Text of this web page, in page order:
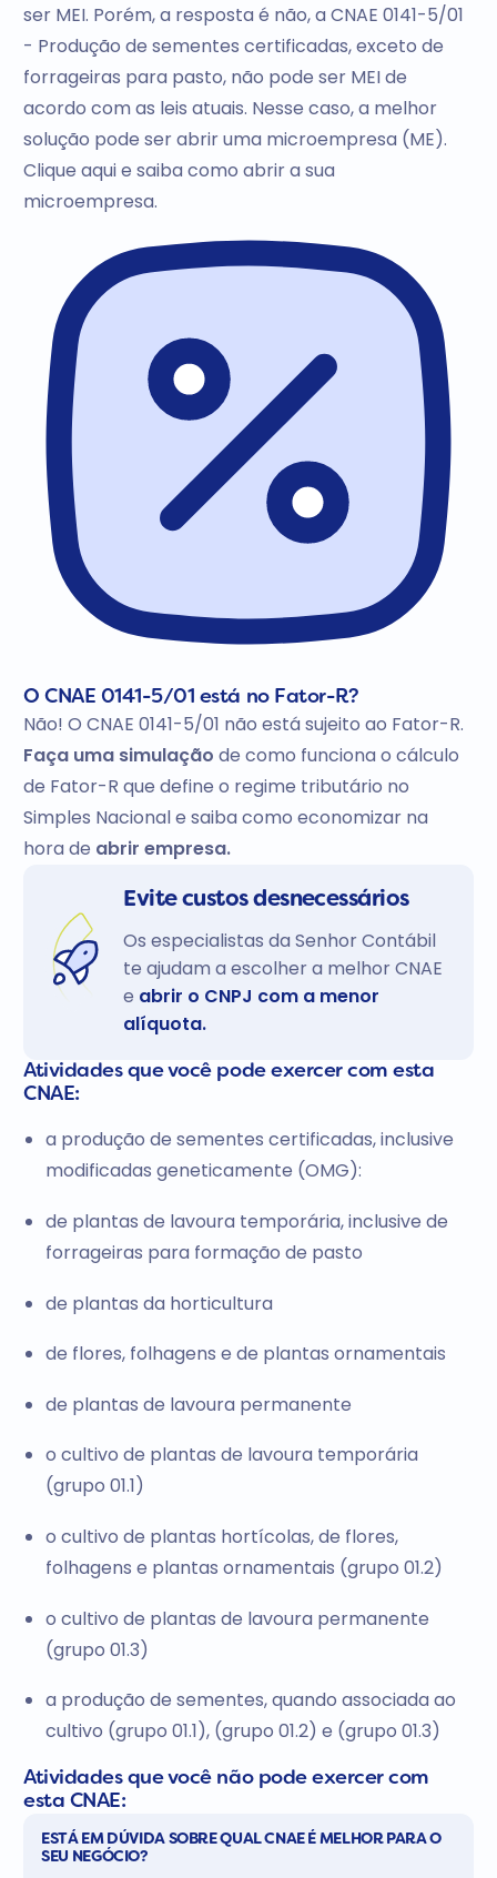
ser MEI. Porém, a resposta é não, a CNAE 0141-5/01
- Produção de sementes certificadas, exceto de
forrageiras para pasto, não pode ser MEI de
acordo com as leis atuais. Nesse caso, a melhor
solução pode ser abrir uma microempresa (ME).
Clique aqui e saiba como abrir a sua
microempresa.
O CNAE 0141-5/01 está no Fator-R?
Não! O CNAE 0141-5/01 não está sujeito ao Fator-R.
Faça uma simulação de como funciona o cálculo
de Fator-R que define o regime tributário no
Simples Nacional e saiba como economizar na
hora de abrir empresa.
Evite custos desnecessários
Os especialistas da Senhor Contábil
te ajudam a escolher a melhor CNAE
e abrir o CNPJ com a menor
alíquota.
Atividades que você pode exercer com esta
CNAE:
a produção de sementes certificadas, inclusive
modificadas geneticamente (OMG):
de plantas de lavoura temporária, inclusive de
forrageiras para formação de pasto
de plantas da horticultura
de flores, folhagens e de plantas ornamentais
de plantas de lavoura permanente
o cultivo de plantas de lavoura temporária
(grupo 01.1)
o cultivo de plantas hortícolas, de flores,
folhagens e plantas ornamentais (grupo 01.2)
o cultivo de plantas de lavoura permanente
(grupo 01.3)
a produção de sementes, quando associada ao
cultivo (grupo 01.1), (grupo 01.2) e (grupo 01.3)
Atividades que você não pode exercer com
esta CNAE:
ESTÁ EM DÚVIDA SOBRE QUAL CNAE É MELHOR PARA O
SEU NEGÓCIO?